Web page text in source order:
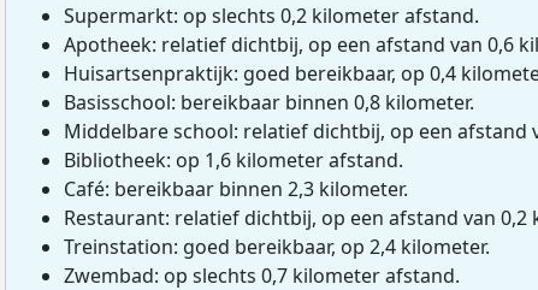
Supermarkt: op slechts 0,2 kilometer afstand.
Apotheek: relatief dichtbij, op een afstand van 0,6
Huisartsenpraktijk: goed bereikbaar, op 0,4
Basisschool: bereikbaar binnen 0,8 kilometer.
Middelbare school: relatief dichtbij, op een afstand
Bibliotheek: op 1,6 kilometer afstand.
Café: bereikbaar binnen 2,3 kilometer.
Restaurant: relatief dichtbij, op een afstand van 0,2
Treinstation: goed bereikbaar, op 2,4 kilometer.
Zwembad: op slechts 0,7 kilometer afstand.